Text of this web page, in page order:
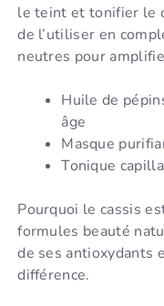
le teint et tonifier le
de l’utiliser en
neutres pour
Huile de
âge
Masque
Tonique
Pourquoi le cassis
formules beauté
de ses antioxydants
différence.